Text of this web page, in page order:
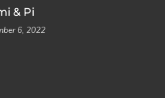
& Pi
6, 2022